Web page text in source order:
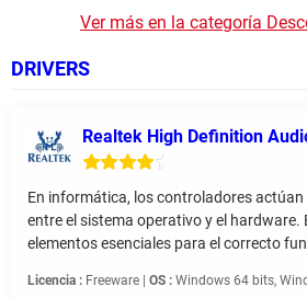
Ver más en la categoría
DRIVERS
Realtek High Definition
En informática, los controladores
entre el sistema operativo y el hardware.
elementos esenciales para el correcto
Licencia : Freeware | OS : Windows 64 bits,